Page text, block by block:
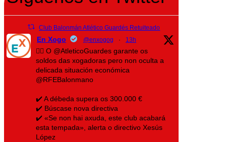
Club Balonmán Atlético Guardés Retuiteado
En Xogo @enxogog · 13h
🤾‍♀️ O @AtleticoGuardes garante os
soldos das xogadoras pero non oculta a
delicada situación económica
@RFEBalonmano
✔️ A débeda supera os 300.000 €
✔️ Búscase nova directiva
✔️ «Se non hai axuda, este club acabará
esta tempada», alerta o directivo Xesús
López